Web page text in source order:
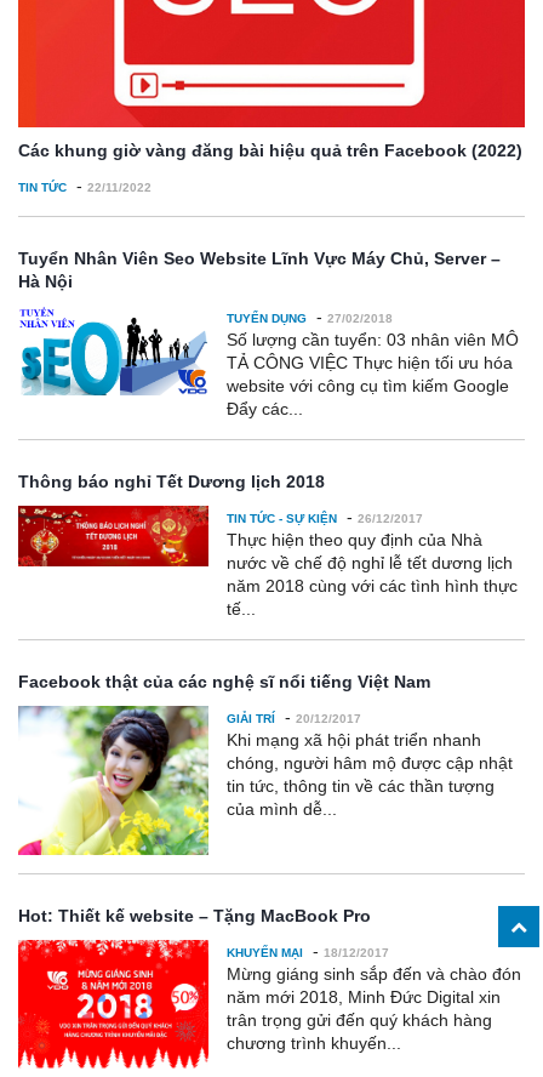
Các khung giờ vàng đăng bài hiệu quả trên Facebook (2022)
TIN TỨC - 22/11/2022
Tuyển Nhân Viên Seo Website Lĩnh Vực Máy Chủ, Server –
Hà Nội
TUYỂN DỤNG - 27/02/2018
Số lượng cần tuyển: 03 nhân viên MÔ
TẢ CÔNG VIỆC Thực hiện tối ưu hóa
website với công cụ tìm kiếm Google
Đẩy các...
Thông báo nghỉ Tết Dương lịch 2018
TIN TỨC - SỰ KIỆN - 26/12/2017
Thực hiện theo quy định của Nhà
nước về chế độ nghỉ lễ tết dương lịch
năm 2018 cùng với các tình hình thực
tế...
Facebook thật của các nghệ sĩ nổi tiếng Việt Nam
GIẢI TRÍ - 20/12/2017
Khi mạng xã hội phát triển nhanh
chóng, người hâm mộ được cập nhật
tin tức, thông tin về các thần tượng
của mình dễ...
Hot: Thiết kế website – Tặng MacBook Pro
KHUYẾN MẠI - 18/12/2017
Mừng giáng sinh sắp đến và chào đón
năm mới 2018, Minh Đức Digital xin
trân trọng gửi đến quý khách hàng
chương trình khuyến...